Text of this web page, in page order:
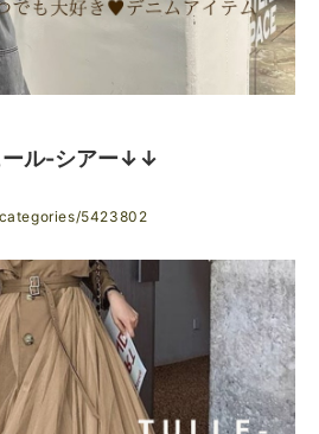
ル-シアー↓↓
5423802